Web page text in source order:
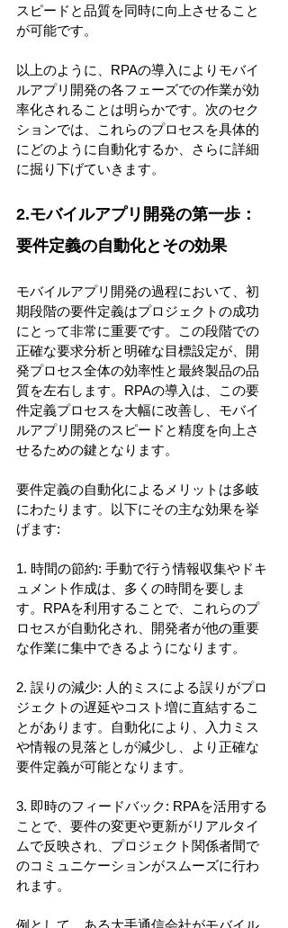
スピードと品質を同時に向上させること
が可能です。
以上のように、RPAの導入によりモバイ
ルアプリ開発の各フェーズでの作業が効
率化されることは明らかです。次のセク
ションでは、これらのプロセスを具体的
にどのように自動化するか、さらに詳細
に掘り下げていきます。
2.モバイルアプリ開発の第一歩：
要件定義の自動化とその効果
モバイルアプリ開発の過程において、初
期段階の要件定義はプロジェクトの成功
にとって非常に重要です。この段階での
正確な要求分析と明確な目標設定が、開
発プロセス全体の効率性と最終製品の品
質を左右します。RPAの導入は、この要
件定義プロセスを大幅に改善し、モバイ
ルアプリ開発のスピードと精度を向上さ
せるための鍵となります。
要件定義の自動化によるメリットは多岐
にわたります。以下にその主な効果を挙
げます:
1. 時間の節約: 手動で行う情報収集やドキ
ュメント作成は、多くの時間を要しま
す。RPAを利用することで、これらのプ
ロセスが自動化され、開発者が他の重要
な作業に集中できるようになります。
2. 誤りの減少: 人的ミスによる誤りがプロ
ジェクトの遅延やコスト増に直結するこ
とがあります。自動化により、入力ミス
や情報の見落としが減少し、より正確な
要件定義が可能となります。
3. 即時のフィードバック: RPAを活用する
ことで、要件の変更や更新がリアルタイ
ムで反映され、プロジェクト関係者間で
のコミュニケーションがスムーズに行わ
れます。